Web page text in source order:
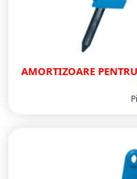
AMORTIZOARE